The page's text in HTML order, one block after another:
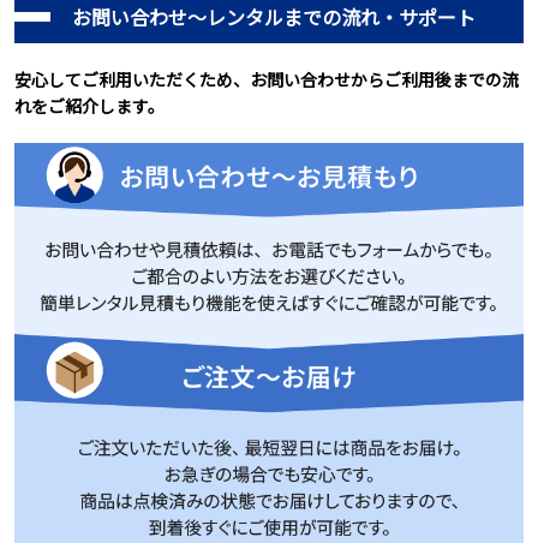
お問い合わせ～レンタルまでの流れ・サポート
安心してご利用いただくため、お問い合わせからご利用後までの流
れをご紹介します。